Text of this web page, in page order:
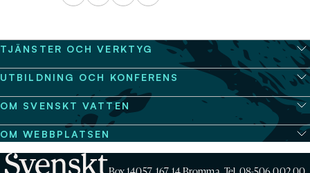
TJÄNSTER OCH VERKTYG
UTBILDNING OCH KONFERENS
OM SVENSKT VATTEN
OM WEBBPLATSEN